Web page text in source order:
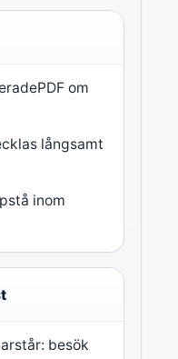
om
långsamt
inom
besök